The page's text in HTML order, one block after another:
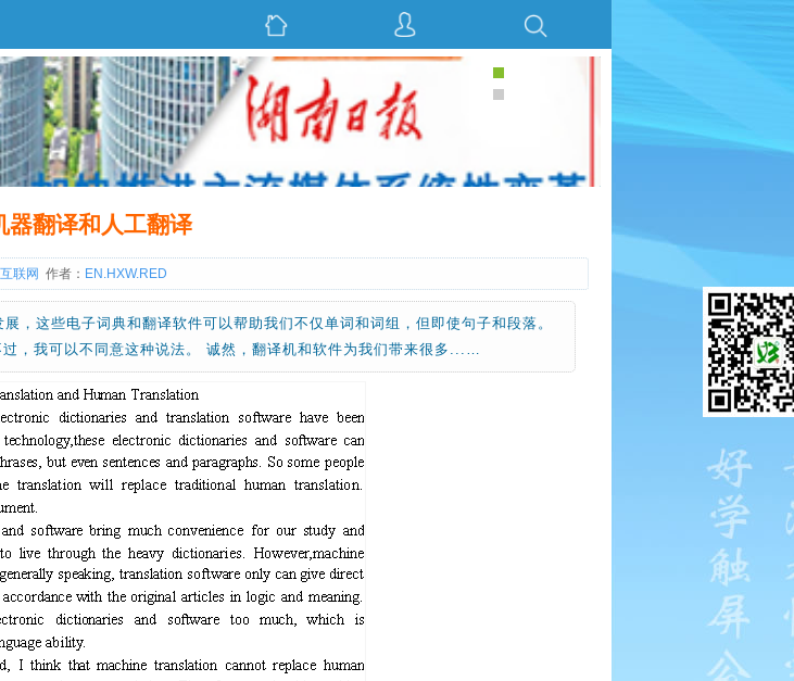
器翻译和人工翻译
互联网 作者： EN.HXW.RED
，这些电子词典和翻译软件可以帮助我们不仅单词和词组，但即使句子和段落。
，我可以不同意这种说法。 诚然，翻译机和软件为我们带来很多...…